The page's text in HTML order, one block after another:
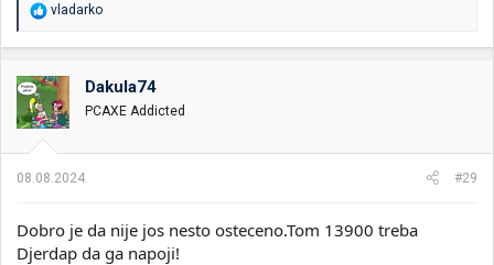
R
a
o
v
a
n
:
vladarko
Dakula74
PCAXE Addicted
08.08.2024. #29
Dobro je da nije jos nesto osteceno.Tom 13900 treba
Djerdap da ga napoji!